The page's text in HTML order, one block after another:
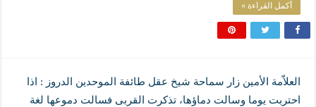
أكمل القراءة »
العلاّمة الأمين زار سماحة شيخ عقل طائفة الموحدين الدروز : اذا
احتربت يوما وسالت دماؤها، تذكرت القربى فسالت دموعها لغة